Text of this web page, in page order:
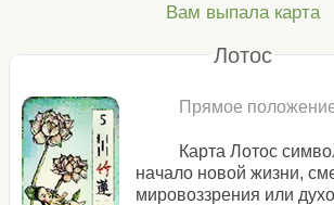
Вам выпала карта
Лотос
Прямое
Карта Лотос
начало новой жизни,
мировоззрения или